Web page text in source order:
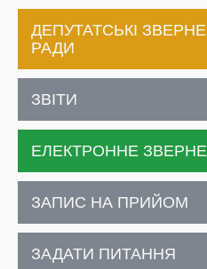
ДЕПУТАТСЬКІ
РАДИ
ЗВІТИ
ЕЛЕКТРОННЕ
ЗАПИС НА ПРИЙОМ
ЗАДАТИ ПИТАННЯ